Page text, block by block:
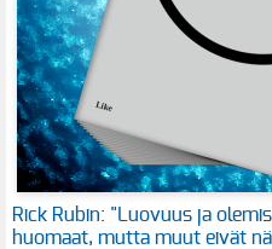
Rick Rubin: "Luovuus ja
huomaat, mutta muut eivät